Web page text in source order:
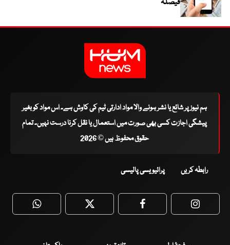
فیصلہ
ہم نیوز پر شائع یا نشر ہونے والا مواد ادارتی ٹیم کی کاوش ہے۔ اس مواد کو بغیر
پیشگی اجازت کسی بھی صورت میں استعمال یا نقل کرنا درست نہیں۔ تمام
حقوق محفوظ ہیں © 2026
رابطہ کریں پرائیویسی پالیسی
WhatsApp Twitter Facebook